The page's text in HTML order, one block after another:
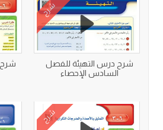
شرح
شرح درس التهيئة للفصل
السادس الإحصاء
شرح
شرح